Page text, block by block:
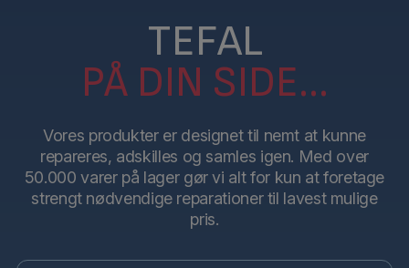
TEFAL
PÅ DIN SIDE...
Vores produkter er designet til nemt at kunne
repareres, adskilles og samles igen. Med over
50.000 varer på lager gør vi alt for kun at foretage
strengt nødvendige reparationer til lavest mulige
pris.